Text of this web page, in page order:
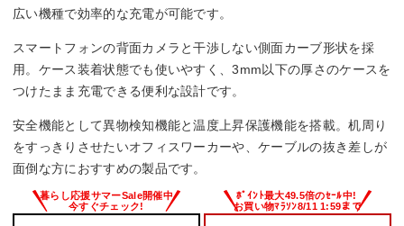
広い機種で効率的な充電が可能です。
スマートフォンの背面カメラと干渉しない側面カーブ形状を採
用。ケース装着状態でも使いやすく、3mm以下の厚さのケースを
つけたまま充電できる便利な設計です。
安全機能として異物検知機能と温度上昇保護機能を搭載。机周り
をすっきりさせたいオフィスワーカーや、ケーブルの抜き差しが
面倒な方におすすめの製品です。